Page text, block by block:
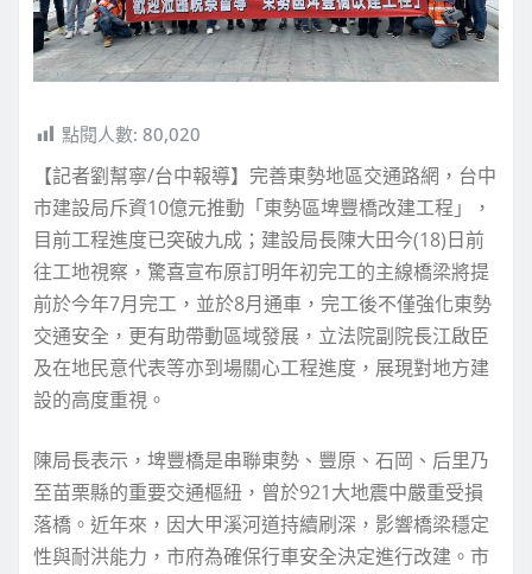
點閱人數: 80,020
【記者劉幫寧/台中報導】完善東勢地區交通路網，台中
市建設局斥資10億元推動「東勢區埤豐橋改建工程」，
目前工程進度已突破九成；建設局長陳大田今(18)日前
往工地視察，驚喜宣布原訂明年初完工的主線橋梁將提
前於今年7月完工，並於8月通車，完工後不僅強化東勢
交通安全，更有助帶動區域發展，立法院副院長江啟臣
及在地民意代表等亦到場關心工程進度，展現對地方建
設的高度重視。
陳局長表示，埤豐橋是串聯東勢、豐原、石岡、后里乃
至苗栗縣的重要交通樞紐，曾於921大地震中嚴重受損
落橋。近年來，因大甲溪河道持續刷深，影響橋梁穩定
性與耐洪能力，市府為確保行車安全決定進行改建。市